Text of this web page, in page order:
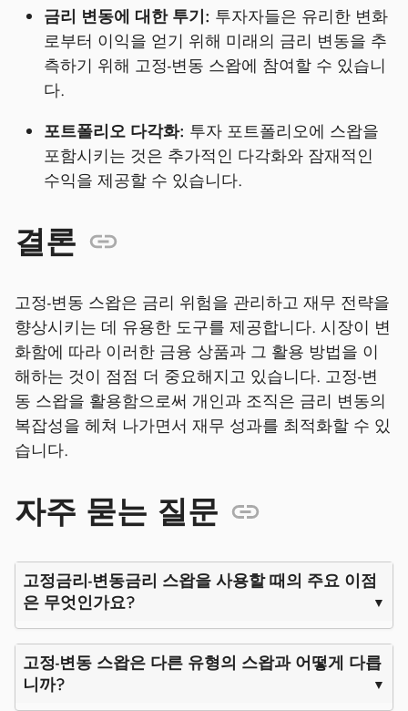
금리 변동에 대한 투기: 투자자들은 유리한 변화
로부터 이익을 얻기 위해 미래의 금리 변동을 추
측하기 위해 고정-변동 스왑에 참여할 수 있습니
다.
포트폴리오 다각화: 투자 포트폴리오에 스왑을
포함시키는 것은 추가적인 다각화와 잠재적인
수익을 제공할 수 있습니다.
결론
고정-변동 스왑은 금리 위험을 관리하고 재무 전략을
향상시키는 데 유용한 도구를 제공합니다. 시장이 변
화함에 따라 이러한 금융 상품과 그 활용 방법을 이
해하는 것이 점점 더 중요해지고 있습니다. 고정-변
동 스왑을 활용함으로써 개인과 조직은 금리 변동의
복잡성을 헤쳐 나가면서 재무 성과를 최적화할 수 있
습니다.
자주 묻는 질문
고정금리-변동금리 스왑을 사용할 때의 주요 이점
은 무엇인가요?
고정-변동 스왑은 다른 유형의 스왑과 어떻게 다릅
니까?